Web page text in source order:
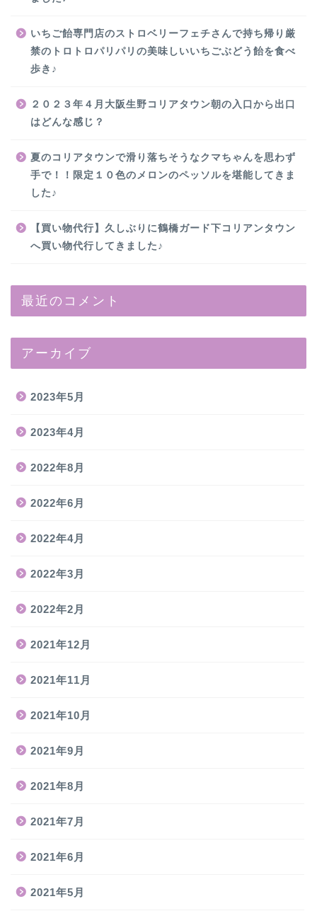
いちご飴専門店のストロベリーフェチさんで持ち帰り厳
禁のトロトロパリパリの美味しいいちごぶどう飴を食べ
歩き♪
２０２３年４月大阪生野コリアタウン朝の入口から出口
はどんな感じ？
夏のコリアタウンで滑り落ちそうなクマちゃんを思わず
手で！！限定１０色のメロンのペッソルを堪能してきま
した♪
【買い物代行】久しぶりに鶴橋ガード下コリアンタウン
へ買い物代行してきました♪
最近のコメント
アーカイブ
2023年5月
2023年4月
2022年8月
2022年6月
2022年4月
2022年3月
2022年2月
2021年12月
2021年11月
2021年10月
2021年9月
2021年8月
2021年7月
2021年6月
2021年5月